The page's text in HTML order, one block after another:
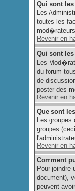
Qui sont
Les
toutes les
Revenir en
Qui sont
Les
du forum
de
poster des
Revenir en
Que sont
Les
groupes
Revenir en
Comment
Pour joindre
document),
peuvent